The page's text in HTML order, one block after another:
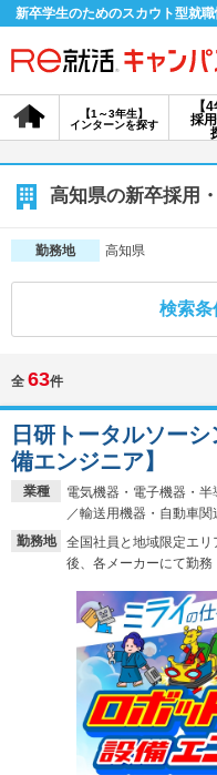
新卒学生のためのスカウト型就職
【
採
【1～3年生】
インターンを探す
会員登録
探す
イベントを探す
就活ノウハウ・サポ
就活支援
就活ノウハウが満載！
適職診断
あなたに合う仕事を診断！
就活ニュースペーパ
就活時事ニュースを更新
高知県の新卒採用
勤務地 高知県
検索条
全 63件
業種
電気機器・電子機器・
／輸送用機器・自動車関
勤務地
全国社員と地域限定エ
後、各メーカーにて勤務
日研トータルソー
備エンジニア】